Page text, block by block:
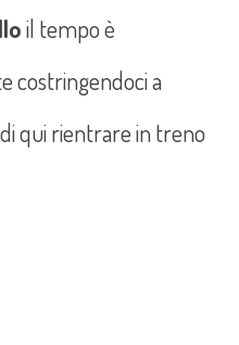
il tempo è
costringendoci a
qui rientrare in treno